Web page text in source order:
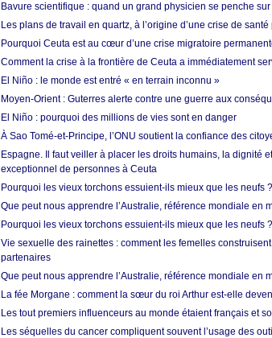
Bavure scientifique : quand un grand physicien se penche
Les plans de travail en quartz, à l’origine d’une crise de
Pourquoi Ceuta est au cœur d’une crise migratoire
Comment la crise à la frontière de Ceuta a immédiatement
El Niño : le monde est entré « en terrain inconnu »
Moyen-Orient : Guterres alerte contre une guerre aux
El Niño : pourquoi des millions de vies sont en danger
À Sao Tomé-et-Principe, l’ONU soutient la confiance des
Espagne. Il faut veiller à placer les droits humains, la dignité
exceptionnel de personnes à Ceuta
Pourquoi les vieux torchons essuient-ils mieux que les neufs ?
Que peut nous apprendre l’Australie, référence mondiale en
Pourquoi les vieux torchons essuient-ils mieux que les neufs ?
Vie sexuelle des rainettes : comment les femelles
partenaires
Que peut nous apprendre l’Australie, référence mondiale en
La fée Morgane : comment la sœur du roi Arthur est-elle
Les tout premiers influenceurs au monde étaient français et
Les séquelles du cancer compliquent souvent l’usage des